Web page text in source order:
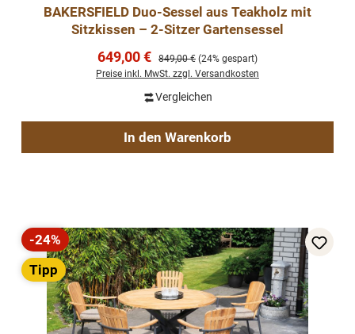
BAKERSFIELD Duo-Sessel aus Teakholz mit
Sitzkissen – 2-Sitzer Gartensessel
Verkaufspreis:
649,00 € Regulärer Preis:
849,00 € (24% gespart)
Preise inkl. MwSt. zzgl. Versandkosten
Vergleichen
In den Warenkorb
Rabatt
-24%
Tipp